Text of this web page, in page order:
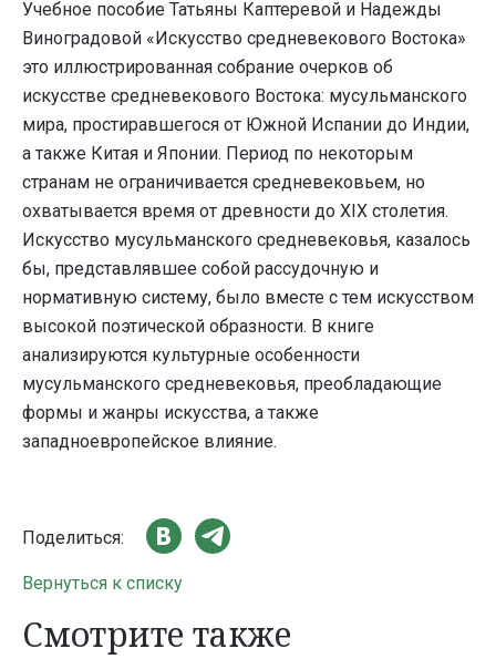
Учебное пособие Татьяны Каптеревой и Надежды
Виноградовой «Искусство средневекового Востока»
это иллюстрированная собрание очерков об
искусстве средневекового Востока: мусульманского
мира, простиравшегося от Южной Испании до Индии,
а также Китая и Японии. Период по некоторым
странам не ограничивается средневековьем, но
охватывается время от древности до XIX столетия.
Искусство мусульманского средневековья, казалось
бы, представлявшее собой рассудочную и
нормативную систему, было вместе с тем искусством
высокой поэтической образности. В книге
анализируются культурные особенности
мусульманского средневековья, преобладающие
формы и жанры искусства, а также
западноевропейское влияние.
Поделиться:
Вернуться к списку
Смотрите также